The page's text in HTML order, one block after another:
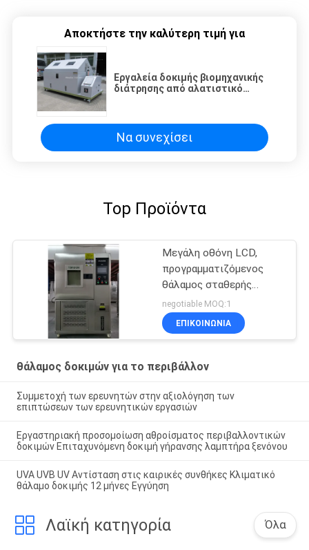
Αποκτήστε την καλύτερη τιμή για
Εργαλεία δοκιμής βιομηχανικής
διάτρησης από αλατιστικό
Να συνεχίσει
Top Προϊόντα
Μεγάλη οθόνη LCD,
προγραμματιζόμενος
θάλαμος σταθερής
θερμοκρασίας και
υγρασίας
negotiable MOQ:1
ΕΠΙΚΟΙΝΩΝΊΑ
θάλαμος δοκιμών για το περιβάλλον
Συμμετοχή των ερευνητών στην αξιολόγηση των
επιπτώσεων των ερευνητικών εργασιών
Εργαστηριακή προσομοίωση αθροίσματος περιβαλλοντικών
δοκιμών Επιταχυνόμενη δοκιμή γήρανσης λαμπτήρα ξενόνου
UVA UVB UV Αντίσταση στις καιρικές συνθήκες Κλιματικό
θάλαμο δοκιμής 12 μήνες Εγγύηση
Λαϊκή κατηγορία Όλα